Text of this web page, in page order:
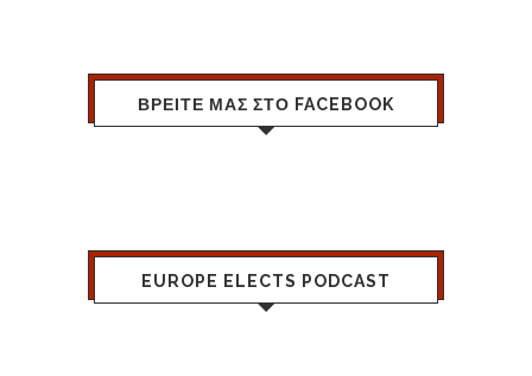
ΒΡΕΙΤΕ ΜΑΣ ΣΤΟ FACEBOOK
EUROPE ELECTS PODCAST